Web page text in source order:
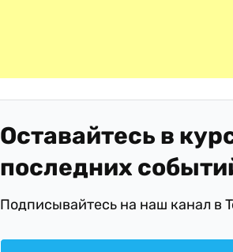
Оставайтесь в
последних
Подписывайтесь на наш канал в